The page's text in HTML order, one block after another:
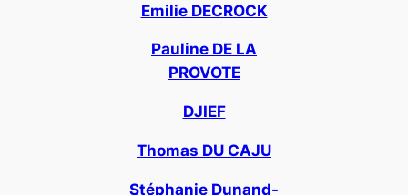
Emilie DECROCK
Pauline DE LA
PROVOTE
DJIEF
Thomas DU CAJU
Stéphanie Dunand-